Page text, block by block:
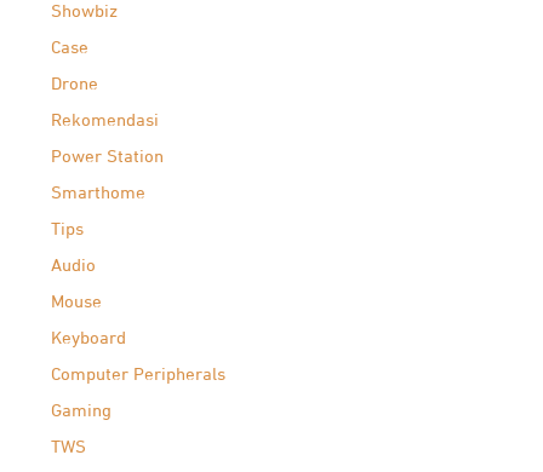
Showbiz
Case
Drone
Rekomendasi
Power Station
Smarthome
Tips
Audio
Mouse
Keyboard
Computer Peripherals
Gaming
TWS